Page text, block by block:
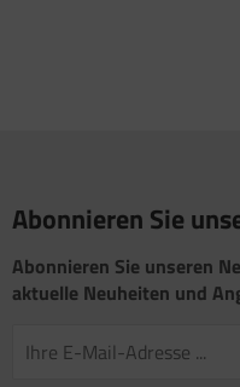
Abonnieren Sie
Abonnieren Sie unseren
aktuelle Neuheiten und